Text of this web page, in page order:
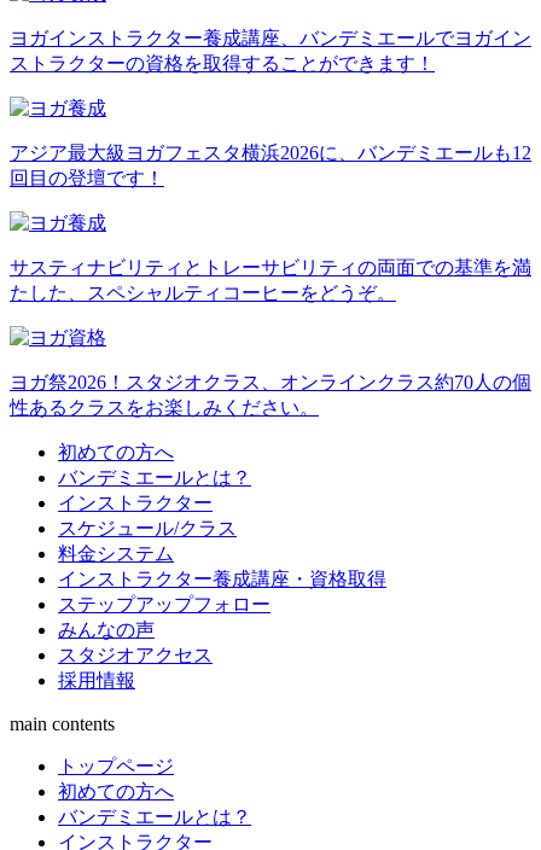
ヨガインストラクター養成講座、バンデミエールでヨガイン
ストラクターの資格を取得することができます！
アジア最大級ヨガフェスタ横浜2026に、バンデミエールも12
回目の登壇です！
サスティナビリティとトレーサビリティの両面での基準を満
たした、スペシャルティコーヒーをどうぞ。
ヨガ祭2026！スタジオクラス、オンラインクラス約70人の個
性あるクラスをお楽しみください。
初めての方へ
バンデミエールとは？
インストラクター
スケジュール/クラス
料金システム
インストラクター養成講座・資格取得
ステップアップフォロー
みんなの声
スタジオアクセス
採用情報
main contents
トップページ
初めての方へ
バンデミエールとは？
インストラクター